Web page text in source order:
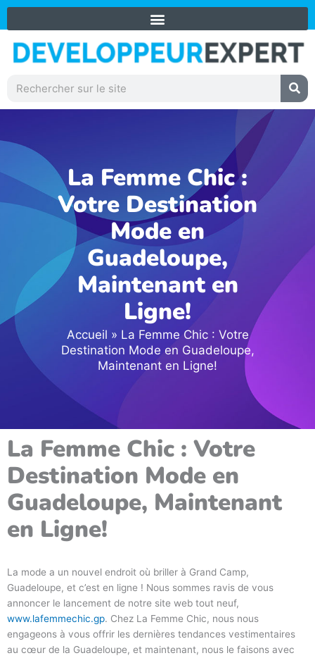
Aller
Rechercher
La Femme Chic :
Votre Destination
Mode en
Guadeloupe,
Maintenant en
Ligne!
Accueil » La Femme Chic : Votre
Destination Mode en Guadeloupe,
Maintenant en Ligne!
La Femme Chic : Votre
Destination Mode en
Guadeloupe, Maintenant
en Ligne!
La mode a un nouvel endroit où briller à Grand Camp,
Guadeloupe, et c’est en ligne ! Nous sommes ravis de vous
annoncer le lancement de notre site web tout neuf,
www.lafemmechic.gp. Chez La Femme Chic, nous nous
engageons à vous offrir les dernières tendances vestimentaires
au cœur de la Guadeloupe, et maintenant, nous le faisons avec